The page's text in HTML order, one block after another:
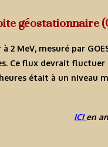
géostationnaire
2 MeV, mesuré par
Ce flux devrait
était à un niveau
ICIen